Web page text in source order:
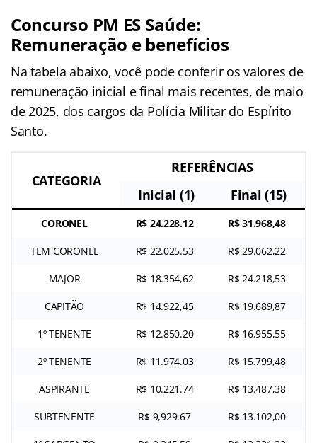
Concurso PM ES Saúde:
Remuneração e benefícios
Na tabela abaixo, você pode conferir os valores de
remuneração inicial e final mais recentes, de maio
de 2025, dos cargos da Polícia Militar do Espírito
Santo.
CATEGORIA
REFERÊNCIAS
Inicial (1)
Final (15)
CORONEL R$ 24.228.12 R$ 31.968,48
TEM CORONEL R$ 22.025.53 R$ 29.062,22
MAJOR R$ 18.354,62 R$ 24.218,53
CAPITÃO R$ 14.922,45 R$ 19.689,87
1º TENENTE R$ 12.850.20 R$ 16.955,55
2º TENENTE R$ 11.974.03 R$ 15.799,48
ASPIRANTE R$ 10.221.74 R$ 13.487,38
SUBTENENTE R$ 9,929.67 R$ 13.102,00